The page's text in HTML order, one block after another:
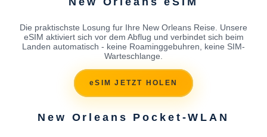
Die praktischste Losung fur Ihre New Orleans Reise. Unsere
eSIM aktiviert sich vor dem Abflug und verbindet sich beim
Landen automatisch - keine Roaminggebuhren, keine SIM-
Warteschlange.
eSIM JETZT HOLEN
New Orleans Pocket-WLAN